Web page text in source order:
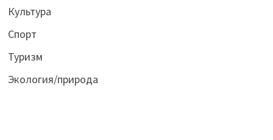
Культура
Спорт
Туризм
Экология/природа